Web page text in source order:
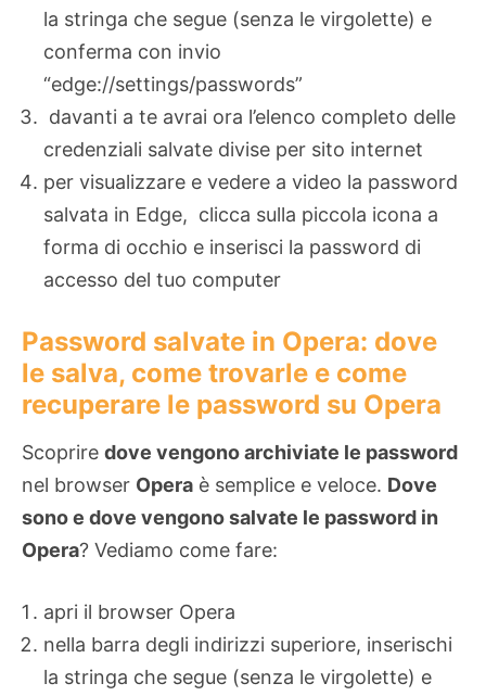
la stringa che segue (senza le virgolette) e
conferma con invio
“edge://settings/passwords”
davanti a te avrai ora l’elenco completo delle
credenziali salvate divise per sito internet
per visualizzare e vedere a video la password
salvata in Edge, clicca sulla piccola icona a
forma di occhio e inserisci la password di
accesso del tuo computer
Password salvate in Opera: dove
le salva, come trovarle e come
recuperare le password su Opera
Scoprire dove vengono archiviate le password
nel browser Opera è semplice e veloce. Dove
sono e dove vengono salvate le password in
Opera? Vediamo come fare:
apri il browser Opera
nella barra degli indirizzi superiore, inserischi
la stringa che segue (senza le virgolette) e